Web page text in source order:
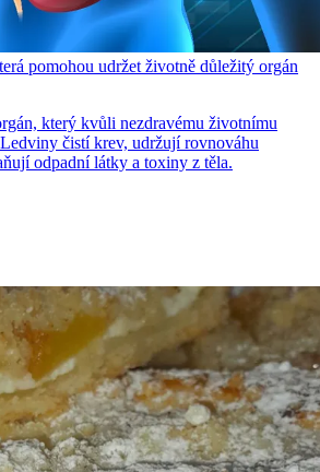
pomohou udržet životně důležitý orgán
který kvůli nezdravému životnímu
čistí krev, udržují rovnováhu
odpadní látky a toxiny z těla.